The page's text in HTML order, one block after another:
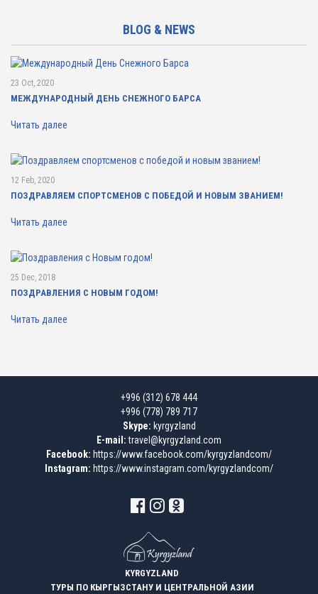
BLOG & NEWS
23 Oct, 2020
МЕЖДУНАРОДНЫЙ ДЕНЬ СНЕЖНОГО БАРСА
Читать далее
12 Feb, 2020
ПОЗДРАВЛЯЕМ СПОРТСМЕНОВ С ПОБЕДОЙ И НОВЫМ ЗВАНИЕМ!
Читать далее
25 Dec, 2018
ПОЗДРАВЛЕНИЯ С НОВЫМ ГОДОМ!
Читать далее
+996 (312) 678 444
+996 (778) 789 717
Skype: kyrgyzland
E-mail: travel@kyrgyzland.com
Facebook: https://www.facebook.com/kyrgyzlandcom/
Instagram: https://www.instagram.com/kyrgyzlandcom/
KYRGYZLAND
ТУРЫ ПО КЫРГЫЗСТАНУ И ЦЕНТРАЛЬНОЙ АЗИИ